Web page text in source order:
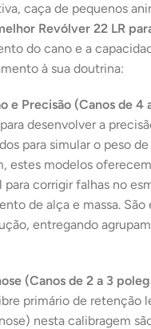
caça de pequenos
Revólver 22 LR
do cano e a
à sua doutrina:
e Precisão (Canos de 4
desenvolver a
para simular o peso
estes modelos
para corrigir falhas no
de alça e massa.
entregando
(Canos de 2 a 3
primário de retenção
) nesta calibragem